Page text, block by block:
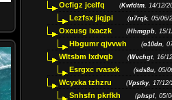
Ocfigz jcelfq (Kwfdtm, 14/12/
Lezfsx jiqjpi (u7rqk, 05/06/
Oxcusg ixaczk (Hhmgpb, 15/
Hbgumr qjvvwh (o10dn,
Wltsbm lxdvqb (Wvchgt, 16/
Esrgxc rvasxk (sds8u, 05/
Wcyxka tzhzru (Vpstky, 17/12/
Snhsfn pkrfkh (phspl, 05/